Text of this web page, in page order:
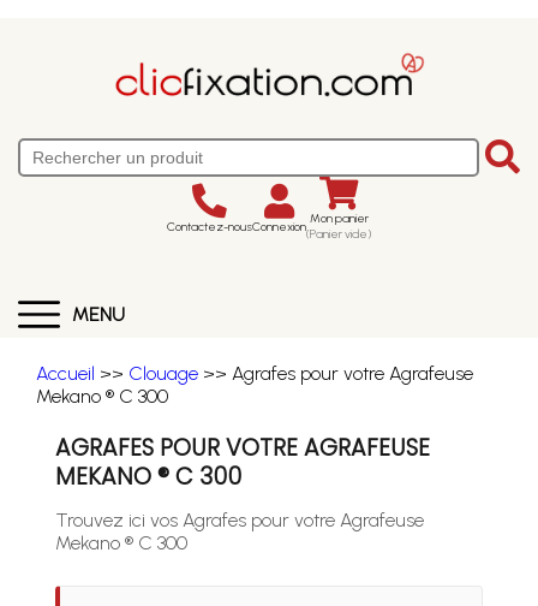
Contactez-nousConnexion Mon panier
(Panier vide)
MENU
Accueil >> Clouage >> Agrafes pour votre Agrafeuse
Mekano ® C 300
AGRAFES POUR VOTRE AGRAFEUSE
MEKANO ® C 300
Trouvez ici vos Agrafes pour votre Agrafeuse
Mekano ® C 300